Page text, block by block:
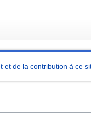
et de la contribution à ce